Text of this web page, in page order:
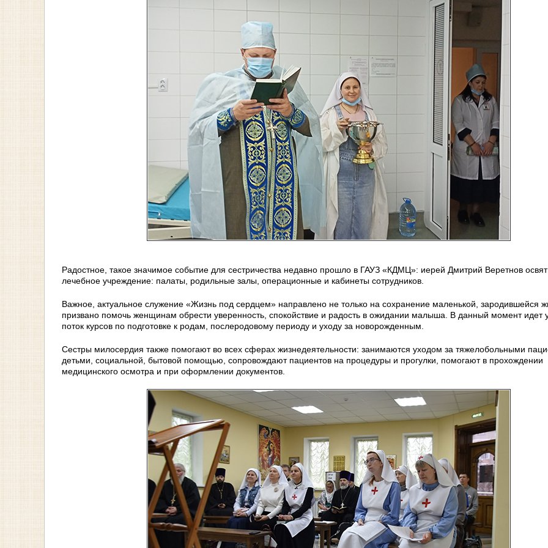
Радостное, такое значимое событие для сестричества недавно прошло в ГАУЗ «КДМЦ»: иерей Дмитрий Веретнов
лечебное учреждение: палаты, родильные залы, операционные и кабинеты сотрудников.
Важное, актуальное служение «Жизнь под сердцем» направлено не только на сохранение маленькой, зародившейся
призвано помочь женщинам обрести уверенность, спокойствие и радость в ожидании малыша. В данный момент идет
поток курсов по подготовке к родам, послеродовому периоду и уходу за новорожденным.
Сестры милосердия также помогают во всех сферах жизнедеятельности: занимаются уходом за тяжелобольными
детьми, социальной, бытовой помощью, сопровождают пациентов на процедуры и прогулки, помогают в прохождении
медицинского осмотра и при оформлении документов.